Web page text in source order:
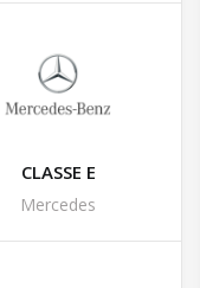
CLASSE E
Mercedes